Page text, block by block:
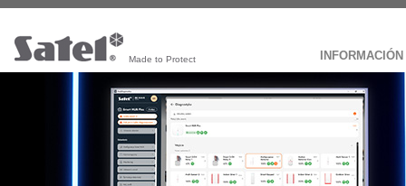
Made to Protect INFORMACIÓN